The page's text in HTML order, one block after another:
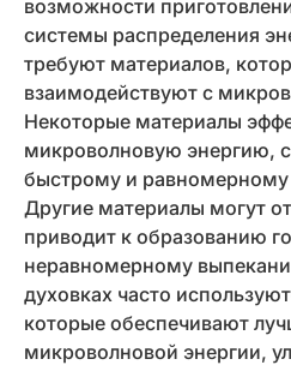
возможности
системы распределения
требуют материалов,
взаимодействуют с
Некоторые материалы
микроволновую энергию,
быстрому и
Другие материалы могут
приводит к образованию
неравномерному
духовках часто
которые обеспечивают
микроволновой энергии,